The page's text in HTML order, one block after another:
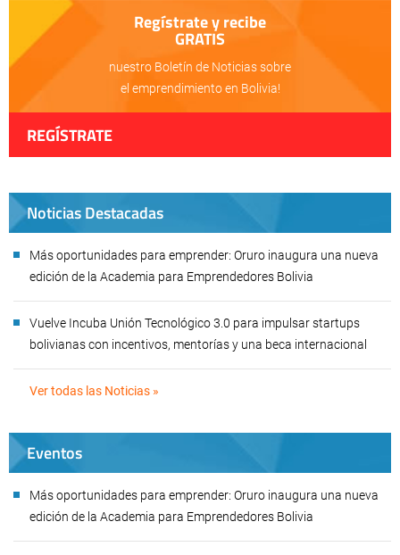
Regístrate y recibe
GRATIS
nuestro Boletín de Noticias sobre
el emprendimiento en Bolivia!
REGÍSTRATE
Noticias Destacadas
Más oportunidades para emprender: Oruro inaugura una nueva
edición de la Academia para Emprendedores Bolivia
Vuelve Incuba Unión Tecnológico 3.0 para impulsar startups
bolivianas con incentivos, mentorías y una beca internacional
Ver todas las Noticias »
Eventos
Más oportunidades para emprender: Oruro inaugura una nueva
edición de la Academia para Emprendedores Bolivia